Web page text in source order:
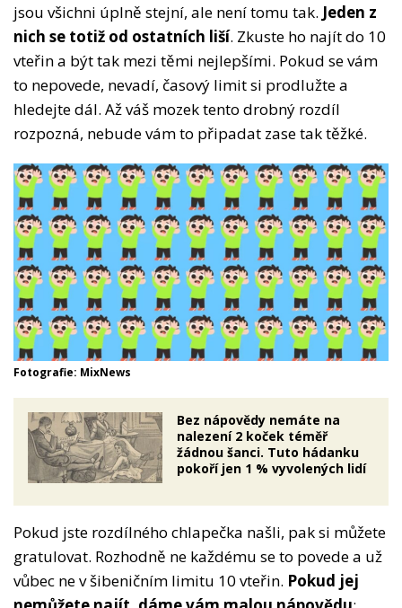
jsou všichni úplně stejní, ale není tomu tak. Jeden z
nich se totiž od ostatních liší. Zkuste ho najít do 10
vteřin a být tak mezi těmi nejlepšími. Pokud se vám
to nepovede, nevadí, časový limit si prodlužte a
hledejte dál. Až váš mozek tento drobný rozdíl
rozpozná, nebude vám to připadat zase tak těžké.
Fotografie: MixNews
Bez nápovědy nemáte na
nalezení 2 koček téměř
žádnou šanci. Tuto hádanku
pokoří jen 1 % vyvolených lidí
Pokud jste rozdílného chlapečka našli, pak si můžete
gratulovat. Rozhodně ne každému se to povede a už
vůbec ne v šibeničním limitu 10 vteřin. Pokud jej